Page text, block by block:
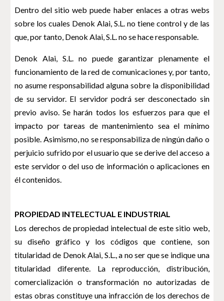
Dentro del sitio web puede haber enlaces a otras webs
sobre los cuales Denok Alai, S.L. no tiene control y de las
que, por tanto, Denok Alai, S.L. no se hace responsable.
Denok Alai, S.L. no puede garantizar plenamente el
funcionamiento de la red de comunicaciones y, por tanto,
no asume responsabilidad alguna sobre la disponibilidad
de su servidor. El servidor podrá ser desconectado sin
previo aviso. Se harán todos los esfuerzos para que el
impacto por tareas de mantenimiento sea el mínimo
posible. Asimismo, no se responsabiliza de ningún daño o
perjuicio sufrido por el usuario que se derive del acceso a
este servidor o del uso de información o aplicaciones en
él contenidos.
PROPIEDAD INTELECTUAL E INDUSTRIAL
Los derechos de propiedad intelectual de este sitio web,
su diseño gráfico y los códigos que contiene, son
titularidad de Denok Alai, S.L., a no ser que se indique una
titularidad diferente. La reproducción, distribución,
comercialización o transformación no autorizadas de
estas obras constituye una infracción de los derechos de